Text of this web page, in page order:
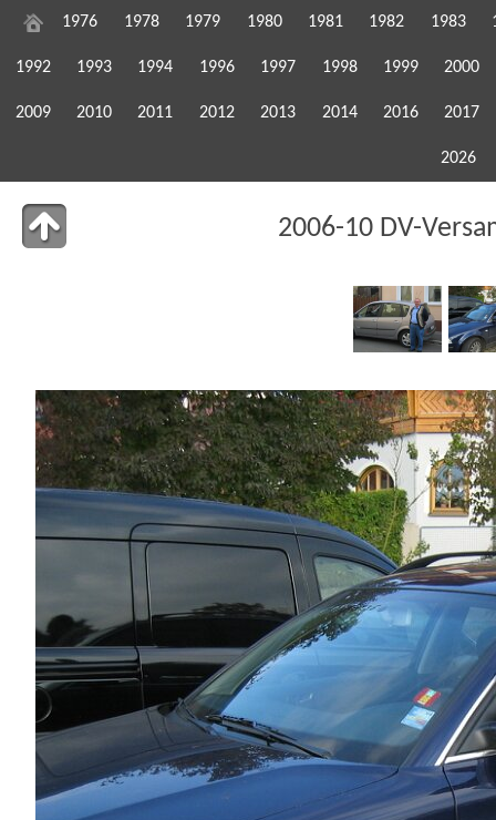
1976 1978 1979 1980 1981 1982 1983
1992 1993 1994 1996 1997 1998 1999 2000
2009 2010 2011 2012 2013 2014 2016 2017
2026
2006-10 DV-